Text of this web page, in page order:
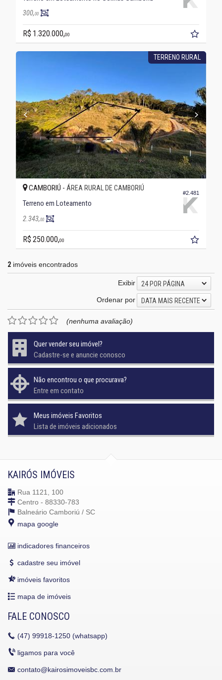
300,00
R$ 1.320.000,00
TERRENO RURAL
#2.481
CAMBORIÚ - ÁREA RURAL DE CAMBORIÚ
Terreno em Loteamento
2.343,00
R$ 250.000,00
2 imóveis encontrados
Exibir
24 POR PÁGINA
Ordenar por
DATA MAIS RECENTE
(nenhuma avaliação)
Quer vender seu imóvel?
Cadastre-se e anuncie conosco
Não encontrou o que procurava?
Entre em contato
Meus imóveis Favoritos
Lista de imóveis adicionados
KAIRÓS IMÓVEIS
Rua 1121, 100
Centro - 88330-783
Balneário Camboriú / SC
mapa google
indicadores financeiros
cadastre seu imóvel
imóveis favoritos
mapa de imóveis
FALE CONOSCO
(47) 99918-1250 (whatsapp)
ligamos para você
contato@kairosimoveisbc.com.br